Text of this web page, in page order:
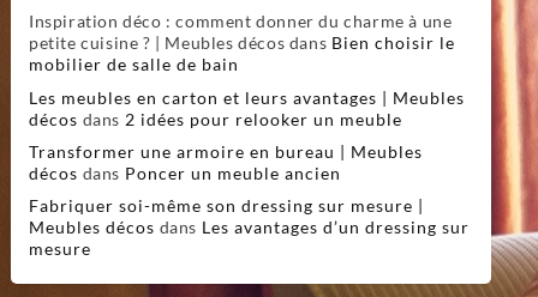
Inspiration déco : comment donner du charme à une
petite cuisine ? | Meubles décos dans Bien choisir le
mobilier de salle de bain
Les meubles en carton et leurs avantages | Meubles
décos dans 2 idées pour relooker un meuble
Transformer une armoire en bureau | Meubles
décos dans Poncer un meuble ancien
Fabriquer soi-même son dressing sur mesure |
Meubles décos dans Les avantages d’un dressing sur
mesure